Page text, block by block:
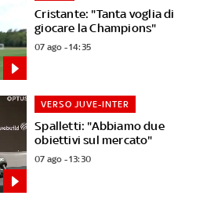
Cristante: "Tanta voglia di
giocare la Champions"
07 ago - 14:35
Spalletti: "Abbiamo due
obiettivi sul mercato"
VERSO JUVE-INTER
07 ago - 13:30